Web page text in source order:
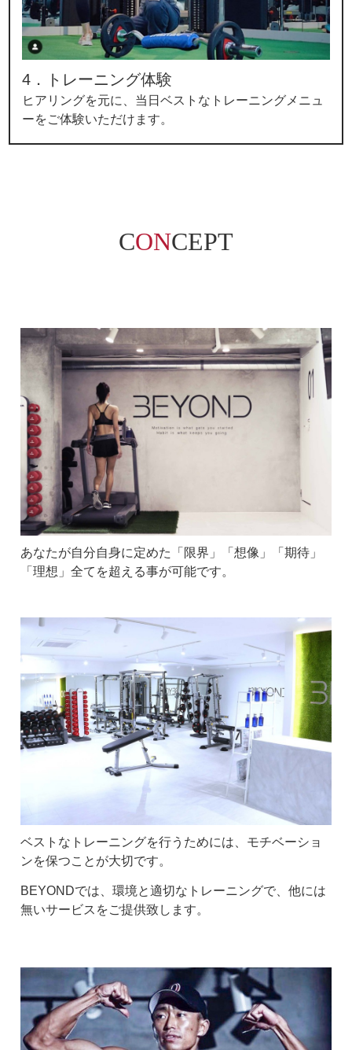
4．トレーニング体験
ヒアリングを元に、当日ベストなトレーニングメニュ
ーをご体験いただけます。
CONCEPT
あなたが自分自身に定めた「限界」「想像」「期待」
「理想」全てを超える事が可能です。
ベストなトレーニングを行うためには、モチベーショ
ンを保つことが大切です。
BEYONDでは、環境と適切なトレーニングで、他には
無いサービスをご提供致します。